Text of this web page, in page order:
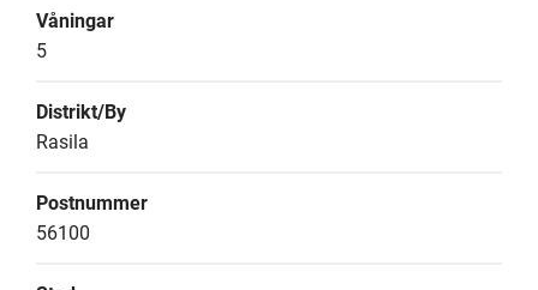
Våningar
5
Distrikt/By
Rasila
Postnummer
56100